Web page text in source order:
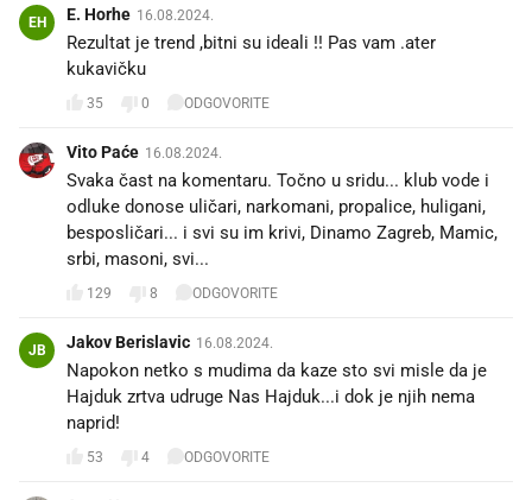
EH E. Horhe 16.08.2024.
Rezultat je trend ,bitni su ideali !! Pas vam .ater
kukavičku
35 0 ODGOVORITE
Vito Paće 16.08.2024.
Svaka čast na komentaru. Točno u sridu... klub vode i
odluke donose uličari, narkomani, propalice, huligani,
besposličari... i svi su im krivi, Dinamo Zagreb, Mamic,
srbi, masoni, svi...
129 8 ODGOVORITE
JB Jakov Berislavic 16.08.2024.
Napokon netko s mudima da kaze sto svi misle da je
Hajduk zrtva udruge Nas Hajduk...i dok je njih nema
naprid!
53 4 ODGOVORITE